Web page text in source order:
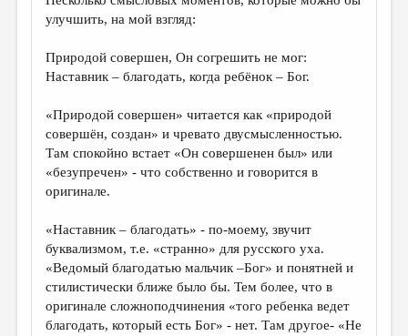
улучшить, на мой взгляд:
Природой совершен, Он согрешить не мог:
Наставник – благодать, когда ребёнок – Бог.
«Природой совершен» читается как «природой
совершён, создан» и чревато двусмысленностью.
Там спокойно встает «Он совершенен был» или
«безупречен» - что собственно и говорится в
оригинале.
«Наставник – благодать» - по-моему, звучит
буквализмом, т.е. «странно» для русского уха.
«Ведомый благодатью мальчик –Бог» и понятней и
стилистически ближе было бы. Тем более, что в
оригинале сложноподчинения «того ребенка ведет
благодать, который есть Бог» - нет. Там другое- «Не